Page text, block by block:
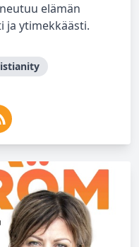
elämän
ja ytimekkäästi.